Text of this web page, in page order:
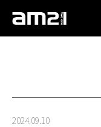
2024.09.10